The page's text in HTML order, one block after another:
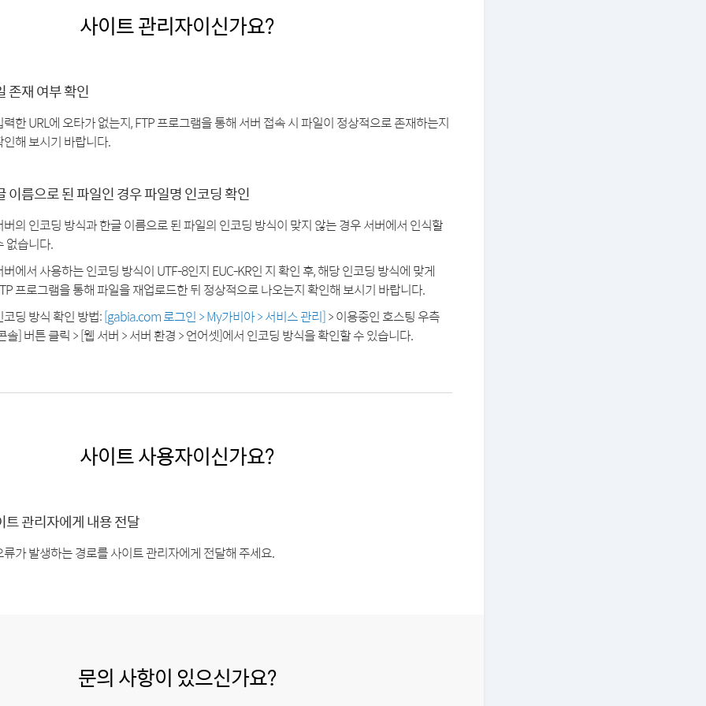
사이트 관리자이신가요?
존재 여부 확인
력한 URL에 오타가 없는지, FTP 프로그램을 통해 서버 접속 시 파일이 정상적으로 존재하는지
인해 보시기 바랍니다.
이름으로 된 파일인 경우 파일명 인코딩 확인
버의 인코딩 방식과 한글 이름으로 된 파일의 인코딩 방식이 맞지 않는 경우 서버에서 인식할
없습니다.
버에서 사용하는 인코딩 방식이 UTF-8인지 EUC-KR인 지 확인 후, 해당 인코딩 방식에 맞게
프로그램을 통해 파일을 재업로드한 뒤 정상적으로 나오는지 확인해 보시기 바랍니다.
코딩 방식 확인 방법:[gabia.com 로그인 > My가비아 > 서비스 관리]> 이용중인 호스팅 우측
솔] 버튼 클릭 > [웹 서버 > 서버 환경 > 언어셋]에서 인코딩 방식을 확인할 수 있습니다.
사이트 사용자이신가요?
트 관리자에게 내용 전달
류가 발생하는 경로를 사이트 관리자에게 전달해 주세요.
문의 사항이 있으신가요?